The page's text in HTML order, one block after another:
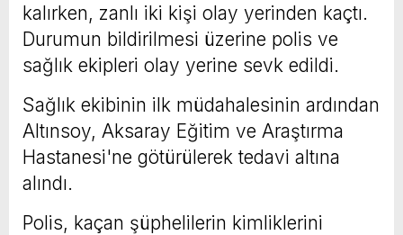
kalırken, zanlı iki kişi olay yerinden kaçtı.
Durumun bildirilmesi üzerine polis ve
sağlık ekipleri olay yerine sevk edildi.
Sağlık ekibinin ilk müdahalesinin ardından
Altınsoy, Aksaray Eğitim ve Araştırma
Hastanesi'ne götürülerek tedavi altına
alındı.
Polis, kaçan şüphelilerin kimliklerini